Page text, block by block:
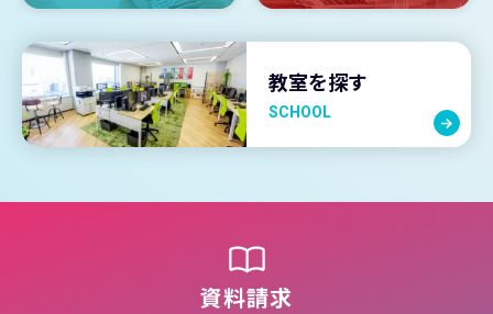
教室を探す
SCHOOL
資料請求